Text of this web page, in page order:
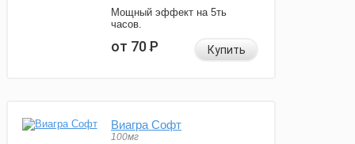
Мощный эффект на 5ть
часов.
от 70Р Купить
Виагра Софт
100мг